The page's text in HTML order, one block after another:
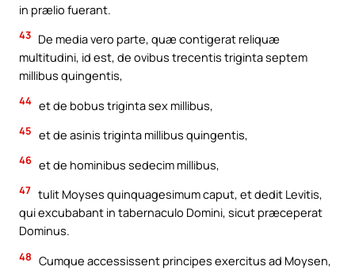
in prælio fuerant.
43 De media vero parte, quæ contigerat reliquæ
multitudini, id est, de ovibus trecentis triginta septem
millibus quingentis,
44 et de bobus triginta sex millibus,
45 et de asinis triginta millibus quingentis,
46 et de hominibus sedecim millibus,
47 tulit Moyses quinquagesimum caput, et dedit Levitis,
qui excubabant in tabernaculo Domini, sicut præceperat
Dominus.
48 Cumque accessissent principes exercitus ad Moysen,